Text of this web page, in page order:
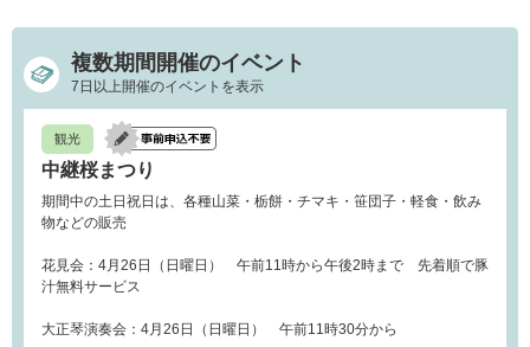
複数期間開催のイベント
7日以上開催のイベントを表示
観光
中継桜まつり
期間中の土日祝日は、各種山菜・栃餅・チマキ・笹団子・軽食・飲み
物などの販売
花見会：4月26日（日曜日） 午前11時から午後2時まで 先着順で豚
汁無料サービス
大正琴演奏会：4月26日（日曜日） 午前11時30分から